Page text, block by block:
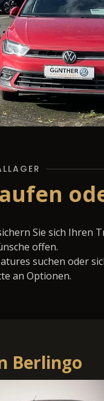
Sie sich Ihren
offen.
suchen oder
an Optionen.
Berlingo
Shz Kamera